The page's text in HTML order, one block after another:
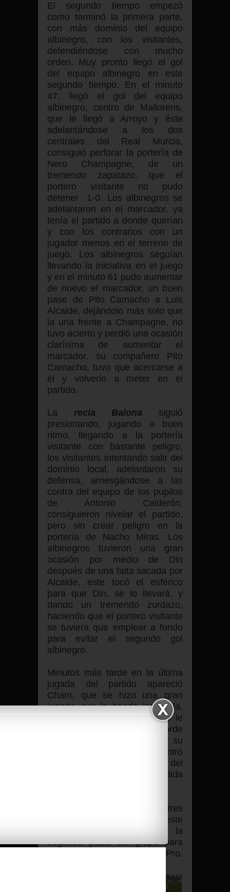
El segundo tiempo empezó
como terminó la primera parte,
con más dominio del equipo
albinegro, con los visitantes,
defendiéndose con mucho
orden. Muy pronto llegó el gol
del equipo albinegro en este
segundo tiempo. En el minuto
47, llegó el gol del equipo
albinegro, centro de Mallorens,
que le llegó a Arroyo y éste
adelantándose a los dos
centrales del Real Murcia,
consiguió perforar la portería de
Nero Champagne, de un
tremendo zapatazo, que el
portero visitante no pudo
detener 1-0. Los albinegros se
adelantaron en el marcador, ya
tenía el partido a donde querían
y con los contrarios con un
jugador menos en el terreno de
juego. Los albinegros seguían
llevando la iniciativa en el juego
y en el minuto 61 pudo aumentar
de nuevo el marcador, un buen
pase de Pito Camacho a Luis
Alcalde, dejándolo más solo que
la una frente a Champagne, no
tuvo acierto y perdió una ocasión
clarísima de aumentar el
marcador, su compañero Pito
Camacho, tuvo que acercarse a
él y volverlo a meter en el
partido.
La recia Balona siguió
presionando, jugando a buen
ritmo, llegando a la portería
visitante con bastante peligro,
los visitantes intentando salir del
dominio local, adelantaron su
defensa, arriesgándose a las
contra del equipo de los pupilos
de Antonio Calderón,
consiguieron nivelar el partido,
pero sin crear peligro en la
portería de Nacho Miras. Los
albinegros tuvieron una gran
ocasión por medio de Din
después de una falta sacada por
Alcalde, este tocó el esférico
para que Din, se lo llevará, y
dando un tremendo zurdazo,
haciendo que el portero visitante
se tuviera que emplear a fondo
para evitar el segundo gol
albinegro.
Minutos más tarde en la última
jugada del partido apareció
Cham, que se hizo una gran
jugada, por la banda izquierda,
sorteando a todo aquel que le
salia al paso, llegando al borde
del área de los murcianos y su
disparo potente no encontró
portería, salió muy cerca del
larguero de la portería defendida
Los albinegros consiguen tres
puntos muy importantes en este
encuentro, para seguir en la
segunda plaza del grupo para
ascender a la liga Pro.